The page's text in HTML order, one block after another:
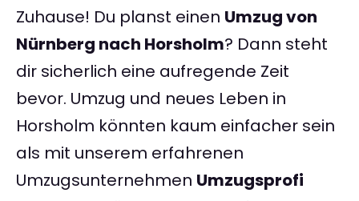
Zuhause! Du planst einen Umzug von
Nürnberg nach Horsholm? Dann steht
dir sicherlich eine aufregende Zeit
bevor. Umzug und neues Leben in
Horsholm könnten kaum einfacher sein
als mit unserem erfahrenen
Umzugsunternehmen Umzugsprofi